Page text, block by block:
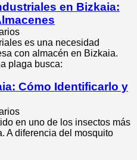
en Bizkaia:
es una necesidad
con almacén en Bizkaia.
plaga busca:
Cómo Identificarlo y
en uno de los insectos más
A diferencia del mosquito